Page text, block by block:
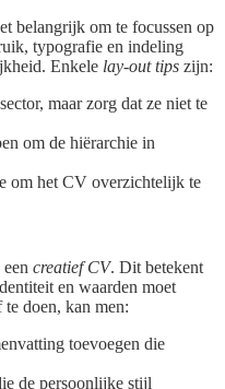
belangrijk om te focussen op
typografie en indeling
Enkele lay-out tips zijn:
maar zorg dat ze niet te
om de hiërarchie in
om het CV overzichtelijk te
creatief CV. Dit betekent
en waarden moet
doen, kan men:
toevoegen die
de persoonlijke stijl